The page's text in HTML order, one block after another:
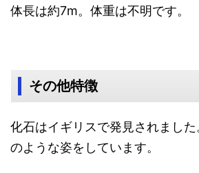
体長は約7m。体重は不明です。
その他特徴
化石はイギリスで発見されまし
のような姿をしています。